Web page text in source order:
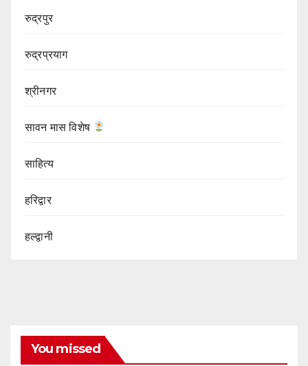
रुद्रपुर
रुद्रप्रयाग
श्रीनगर
सावन मास विशेष
साहित्य
हरिद्वार
हल्द्वानी
You missed